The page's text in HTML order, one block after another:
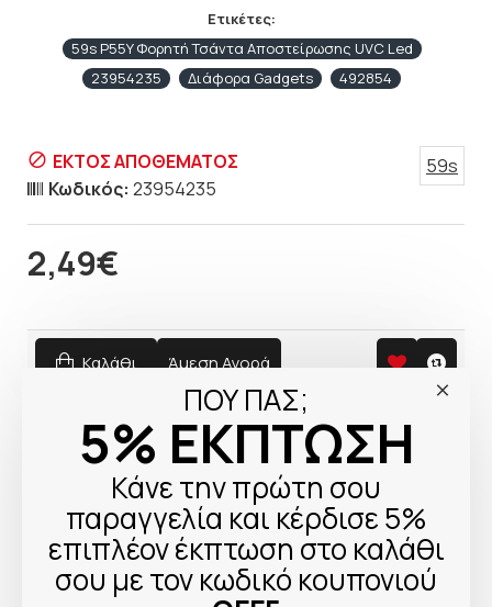
ΠΟΥ ΠΑΣ;
5% ΕΚΠΤΩΣΗ
Κάνε την πρώτη σου
παραγγελία και κέρδισε 5%
επιπλέον έκπτωση στο καλάθι
σου με τον κωδικό κουπονιού
Ετικέτες:
59s P55Y Φορητή Τσάντα Αποστείρωσης UVC Led
23954235
Διάφορα Gadgets 492854
2,49€
ΕΚΤΟΣ ΑΠΟΘΕΜΑΤΟΣ
Κωδικός: 23954235
59s
Καλάθι Άμεση Αγορά
ΧΑΡΑΚΤΗΡΙΣΤΙΚΆ
Χαρακτηριστικά
Lightning
Όχι
USB
Ναι